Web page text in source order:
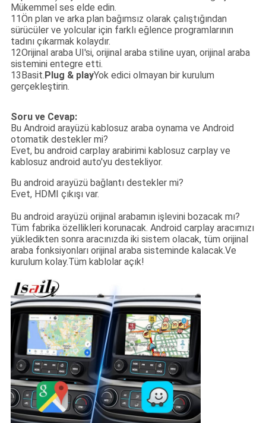
Mükemmel ses elde edin.
11Ön plan ve arka plan bağımsız olarak çalıştığından
sürücüler ve yolcular için farklı eğlence programlarının
tadını çıkarmak kolaydır.
12Orijinal araba UI'si, orijinal araba stiline uyan, orijinal araba
sistemini entegre etti.
13Basit. Plug & playYok edici olmayan bir kurulum
gerçekleştirin.
Soru ve Cevap:
Bu Android arayüzü kablosuz araba oynama ve Android
otomatik destekler mi?
Evet, bu android carplay arabirimi kablosuz carplay ve
kablosuz android auto'yu destekliyor.
Bu android arayüzü bağlantı destekler mi?
Evet, HDMI çıkışı var.
Bu android arayüzü orijinal arabamın işlevini bozacak mı?
Tüm fabrika özellikleri korunacak. Android carplay aracımızı
yükledikten sonra aracınızda iki sistem olacak, tüm orijinal
araba fonksiyonları orijinal araba sisteminde kalacak.Ve
kurulum kolay.Tüm kablolar açık!